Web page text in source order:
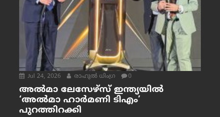
Jul 24, 2026 രാഹുല്‍ ധിംഗ്ര 0
അൽമാ ലേസേഴ്സ് ഇന്ത്യയിൽ
‘അൽമാ ഹാർമണി ടിഎം’
പുറത്തിറക്കി